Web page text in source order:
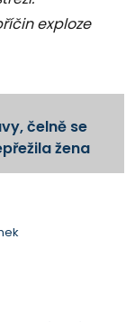
exploze
čelně se
žena